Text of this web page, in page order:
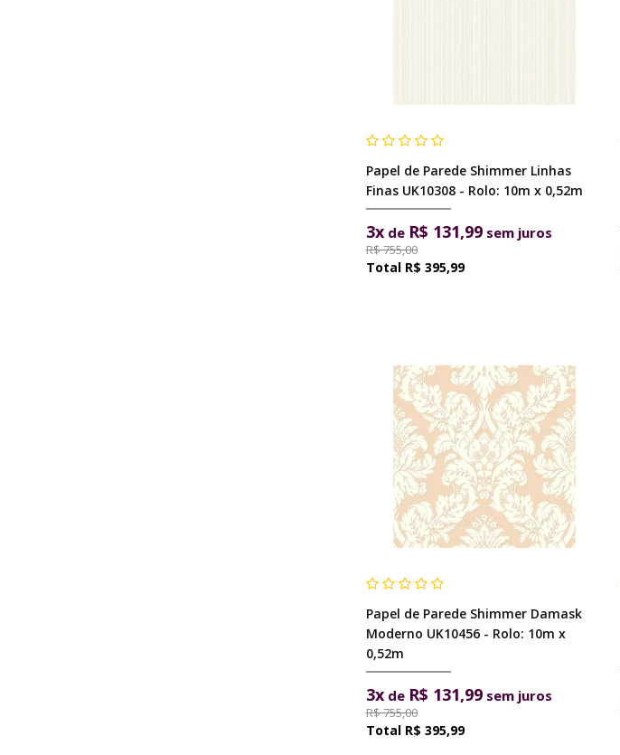
Papel de Parede Shimmer Linhas
Finas UK10308 - Rolo: 10m x 0,52m
3xde R$ 131,99sem juros
R$ 755,00
R$ 395,99
Papel de Parede Shimmer Damask
Moderno UK10456 - Rolo: 10m x
0,52m
3xde R$ 131,99sem juros
R$ 755,00
R$ 395,99